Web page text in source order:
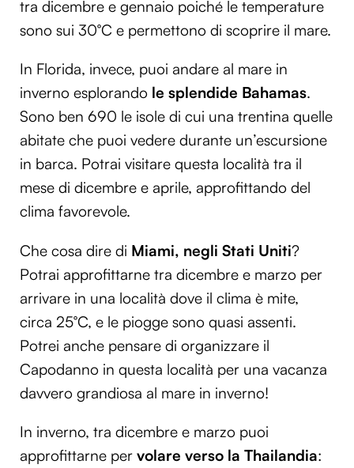
tra dicembre e gennaio poiché le temperature
sono sui 30°C e permettono di scoprire il mare.
In Florida, invece, puoi andare al mare in
inverno esplorando le splendide Bahamas.
Sono ben 690 le isole di cui una trentina quelle
abitate che puoi vedere durante un’escursione
in barca. Potrai visitare questa località tra il
mese di dicembre e aprile, approfittando del
clima favorevole.
Che cosa dire di Miami, negli Stati Uniti?
Potrai approfittarne tra dicembre e marzo per
arrivare in una località dove il clima è mite,
circa 25°C, e le piogge sono quasi assenti.
Potrei anche pensare di organizzare il
Capodanno in questa località per una vacanza
davvero grandiosa al mare in inverno!
In inverno, tra dicembre e marzo puoi
approfittarne per volare verso la Thailandia: